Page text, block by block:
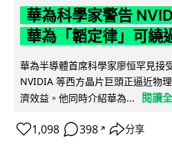
華為科學家警告
華為「韜定律」可繞
華為半導體首席科學家廖恒罕見接
NVIDIA 等西方晶片巨頭正逼近物
濟效益。他同時介紹華為...
閱讀
1,098 398 ↗ 分享